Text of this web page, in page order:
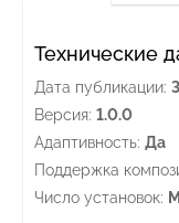
Технические
Дата публикации:
Версия: 1.0.0
Адаптивность: Да
Поддержка
Число установок: